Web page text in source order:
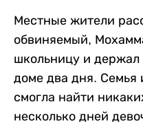
Местные жители
обвиняемый,
школьницу и держал
доме два дня. Семья
смогла найти
несколько дней